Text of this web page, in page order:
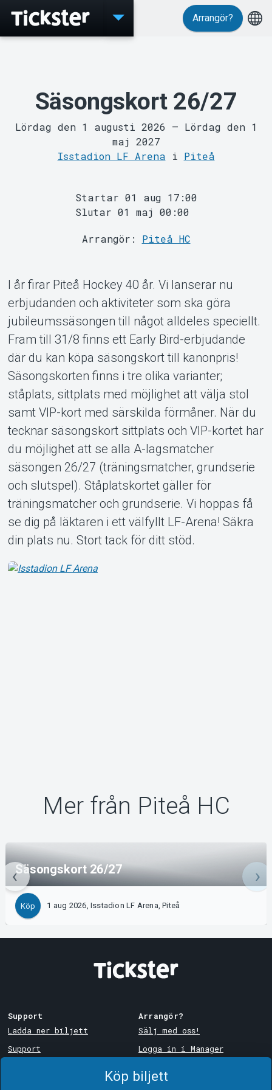
MyTickster
Support
Om Tickster
Arrangör?
Säsongskort 26/27
Lördag den 1 augusti 2026 – Lördag den 1
maj 2027
Isstadion LF Arena i Piteå
Köp biljett
Startar 01 aug 17:00
Slutar 01 maj 00:00
Arrangör: Piteå HC
I år firar Piteå Hockey 40 år. Vi lanserar nu
erbjudanden och aktiviteter som ska göra
jubileumssäsongen till något alldeles speciellt.
Fram till 31/8 finns ett Early Bird-erbjudande
där du kan köpa säsongskort till kanonpris!
Säsongskorten finns i tre olika varianter;
ståplats, sittplats med möjlighet att välja stol
samt VIP-kort med särskilda förmåner. När du
tecknar säsongskort sittplats och VIP-kortet har
du möjlighet att se alla A-lagsmatcher
säsongen 26/27 (träningsmatcher, grundserie
och slutspel). Ståplatskortet gäller för
träningsmatcher och grundserie. Vi hoppas få
se dig på läktaren i ett välfyllt LF-Arena! Säkra
din plats nu. Stort tack för ditt stöd.
Mer från Piteå HC
Säsongskort 26/27
Köp 1 aug 2026, Isstadion LF Arena, Piteå
Support
Ladda ner biljett
Support
Arrangör?
Sälj med oss!
Logga in i Manager